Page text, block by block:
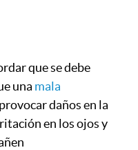
que se debe
una mala
daños en la
en los ojos y